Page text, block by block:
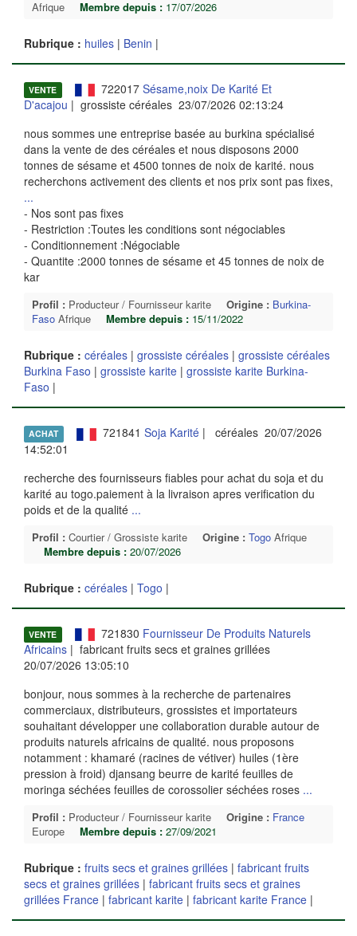
Afrique
Membre depuis : 17/07/2026
Rubrique : huiles | Benin |
VENTE 722017 Sésame,noix De Karité Et
D'acajou | grossiste céréales 23/07/2026 02:13:24
nous sommes une entreprise basée au burkina spécialisé
dans la vente de des céréales et nous disposons 2000
tonnes de sésame et 4500 tonnes de noix de karité. nous
recherchons activement des clients et nos prix sont pas fixes,
...
- Nos sont pas fixes
- Restriction :Toutes les conditions sont négociables
- Conditionnement :Négociable
- Quantite :2000 tonnes de sésame et 45 tonnes de noix de
kar
Profil : Producteur / Fournisseur karite Origine : Burkina-
Faso Afrique Membre depuis : 15/11/2022
Rubrique : céréales | grossiste céréales | grossiste céréales
Burkina Faso | grossiste karite | grossiste karite Burkina-
Faso |
ACHAT 721841 Soja Karité| céréales 20/07/2026
14:52:01
recherche des fournisseurs fiables pour achat du soja et du
karité au togo.paiement à la livraison apres verification du
poids et de la qualité ...
Profil : Courtier / Grossiste karite Origine : Togo Afrique
Membre depuis : 20/07/2026
Rubrique : céréales | Togo |
VENTE 721830 Fournisseur De Produits Naturels
Africains | fabricant fruits secs et graines grillées
20/07/2026 13:05:10
bonjour, nous sommes à la recherche de partenaires
commerciaux, distributeurs, grossistes et importateurs
souhaitant développer une collaboration durable autour de
produits naturels africains de qualité. nous proposons
notamment : khamaré (racines de vétiver) huiles (1ère
pression à froid) djansang beurre de karité feuilles de
moringa séchées feuilles de corossolier séchées roses ...
Profil : Producteur / Fournisseur karite Origine : France
Europe
Membre depuis : 27/09/2021
Rubrique : fruits secs et graines grillées | fabricant fruits
secs et graines grillées | fabricant fruits secs et graines
grillées France | fabricant karite | fabricant karite France |